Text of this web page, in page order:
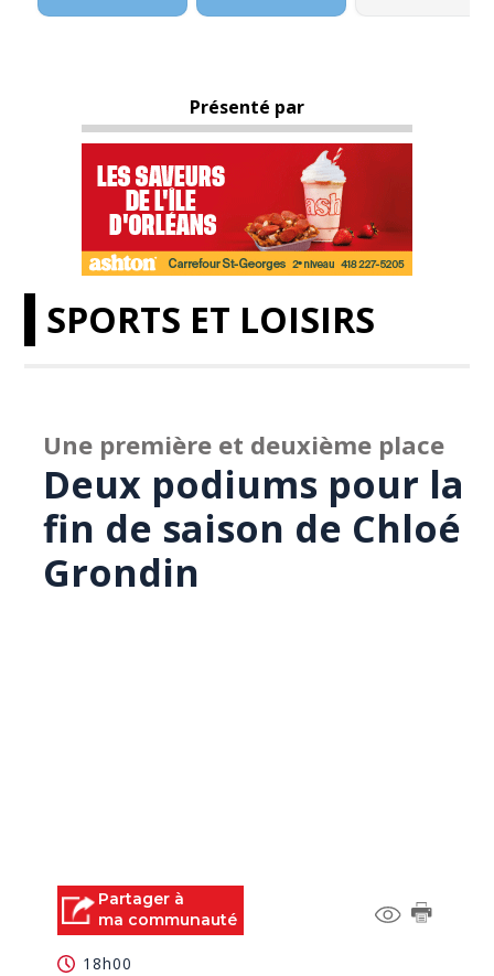
Présenté par
SPORTS ET LOISIRS
Une première et deuxième place
Deux podiums pour la
fin de saison de Chloé
Grondin
Partager à
ma communauté
18h00